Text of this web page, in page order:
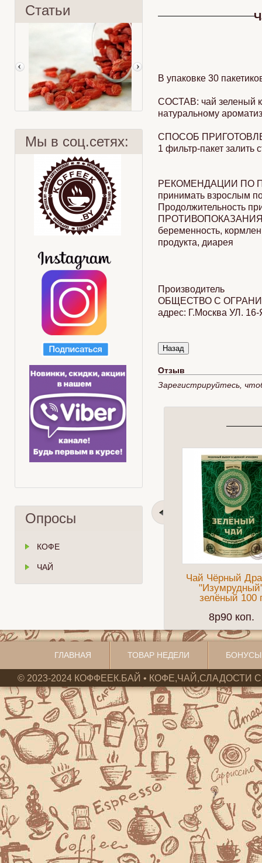
Статьи
Ягоды Годжи Охлажденный тропический чай
Мы в соц.сетях:
Опросы
КОФЕ
ЧАЙ
В упаковке 30
СОСТАВ: чай зеленый
натуральному
СПОСОБ
1 фильтр-пакет залить
РЕКОМЕНДАЦИИ ПО
принимать взрослым
Продолжительность
беременность,
продукта, диарея
Производитель
ОБЩЕСТВО С
адрес: Г.Москва УЛ.
Отзыв
Зарегистрируйтесь,
Чай Чёрный
зелёный 100
8p90 коп.
ГЛАВНАЯ ТОВАР НЕДЕЛИ
© 2023-2024 КОФФЕЕК.БАЙ • КОФЕ,ЧАЙ,СЛАДОСТИ С